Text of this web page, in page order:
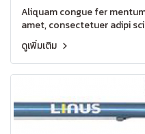
Aliquam congue fer
amet, consectetuer adipi
ดูเพิ่มเติม